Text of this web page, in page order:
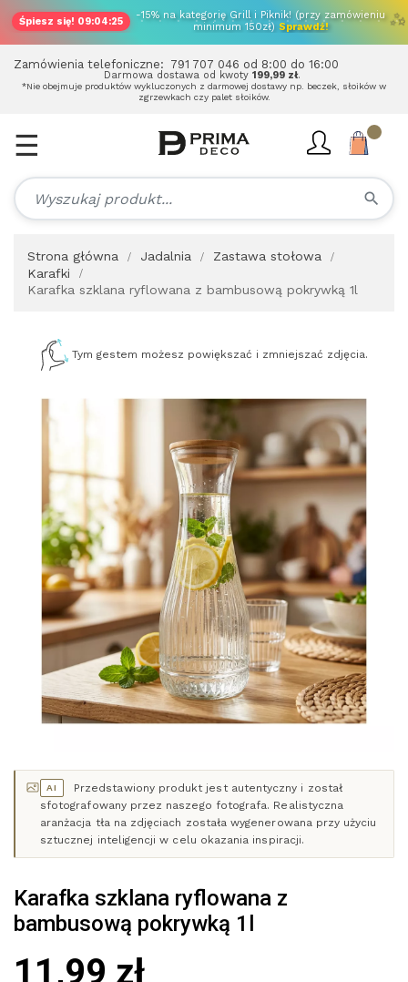
Śpiesz się! 09:04:25
-15% na kategorię Grill i Piknik! (przy zamówieniu
minimum 150zł) Sprawdź! ✨
Zamówienia telefoniczne: 791 707 046 od 8:00 do 16:00
Darmowa dostawa od kwoty 199,99 zł.
*Nie obejmuje produktów wykluczonych z darmowej dostawy np. beczek, słoików w
zgrzewkach czy palet słoików.
search
Toggle
navigation
☰
Strona główna Jadalnia
Zastawa stołowa
Karafki
Karafka szklana ryflowana z bambusową pokrywką 1l
Tym gestem możesz powiększać i zmniejszać zdjęcia.
AI
Przedstawiony produkt jest autentyczny i został
sfotografowany przez naszego fotografa. Realistyczna
aranżacja tła na zdjęciach została wygenerowana przy użyciu
sztucznej inteligencji w celu okazania inspiracji.
Karafka szklana ryflowana z
bambusową pokrywką 1l
11,99 zł